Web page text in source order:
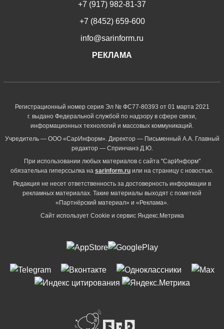
+7 (917) 982-81-37
+7 (8452) 659-600
info@sarinform.ru
РЕКЛАМА
Регистрационный номер серия Эл № ФС77-80393 от 01 марта 2021
г. выдано Федеральной службой по надзору в сфере связи,
информационных технологий и массовых коммуникаций.
Учредитель — ООО «СарИнформ». Директор — Письменный А.А. Главный
редактор — Спринчанэ Д.Ю.
При использовании любых материалов с сайта "СарИнформ"
обязательна гиперссылка на sarinform.ru или на страницу с новостью.
Редакция не несет ответственность за достоверность информации в
рекламных материалах. Такие материалы выходят с пометкой
«Партнёрский материал» и «Реклама».
Сайт использует Cookie и сервиc Яндекс.Метрика